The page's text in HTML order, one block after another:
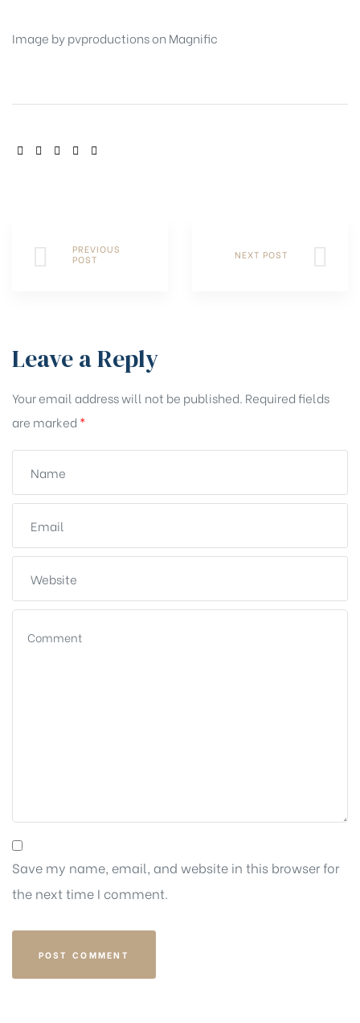
Image by pvproductions on Magnific
SHARE:
PREVIOUS
POST
NEXT POST
Leave a Reply
Your email address will not be published. Required fields
are marked *
Save my name, email, and website in this browser for
the next time I comment.